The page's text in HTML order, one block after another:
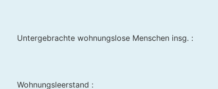
Untergebrachte wohnungslose Menschen insg. :
Wohnungsleerstand :